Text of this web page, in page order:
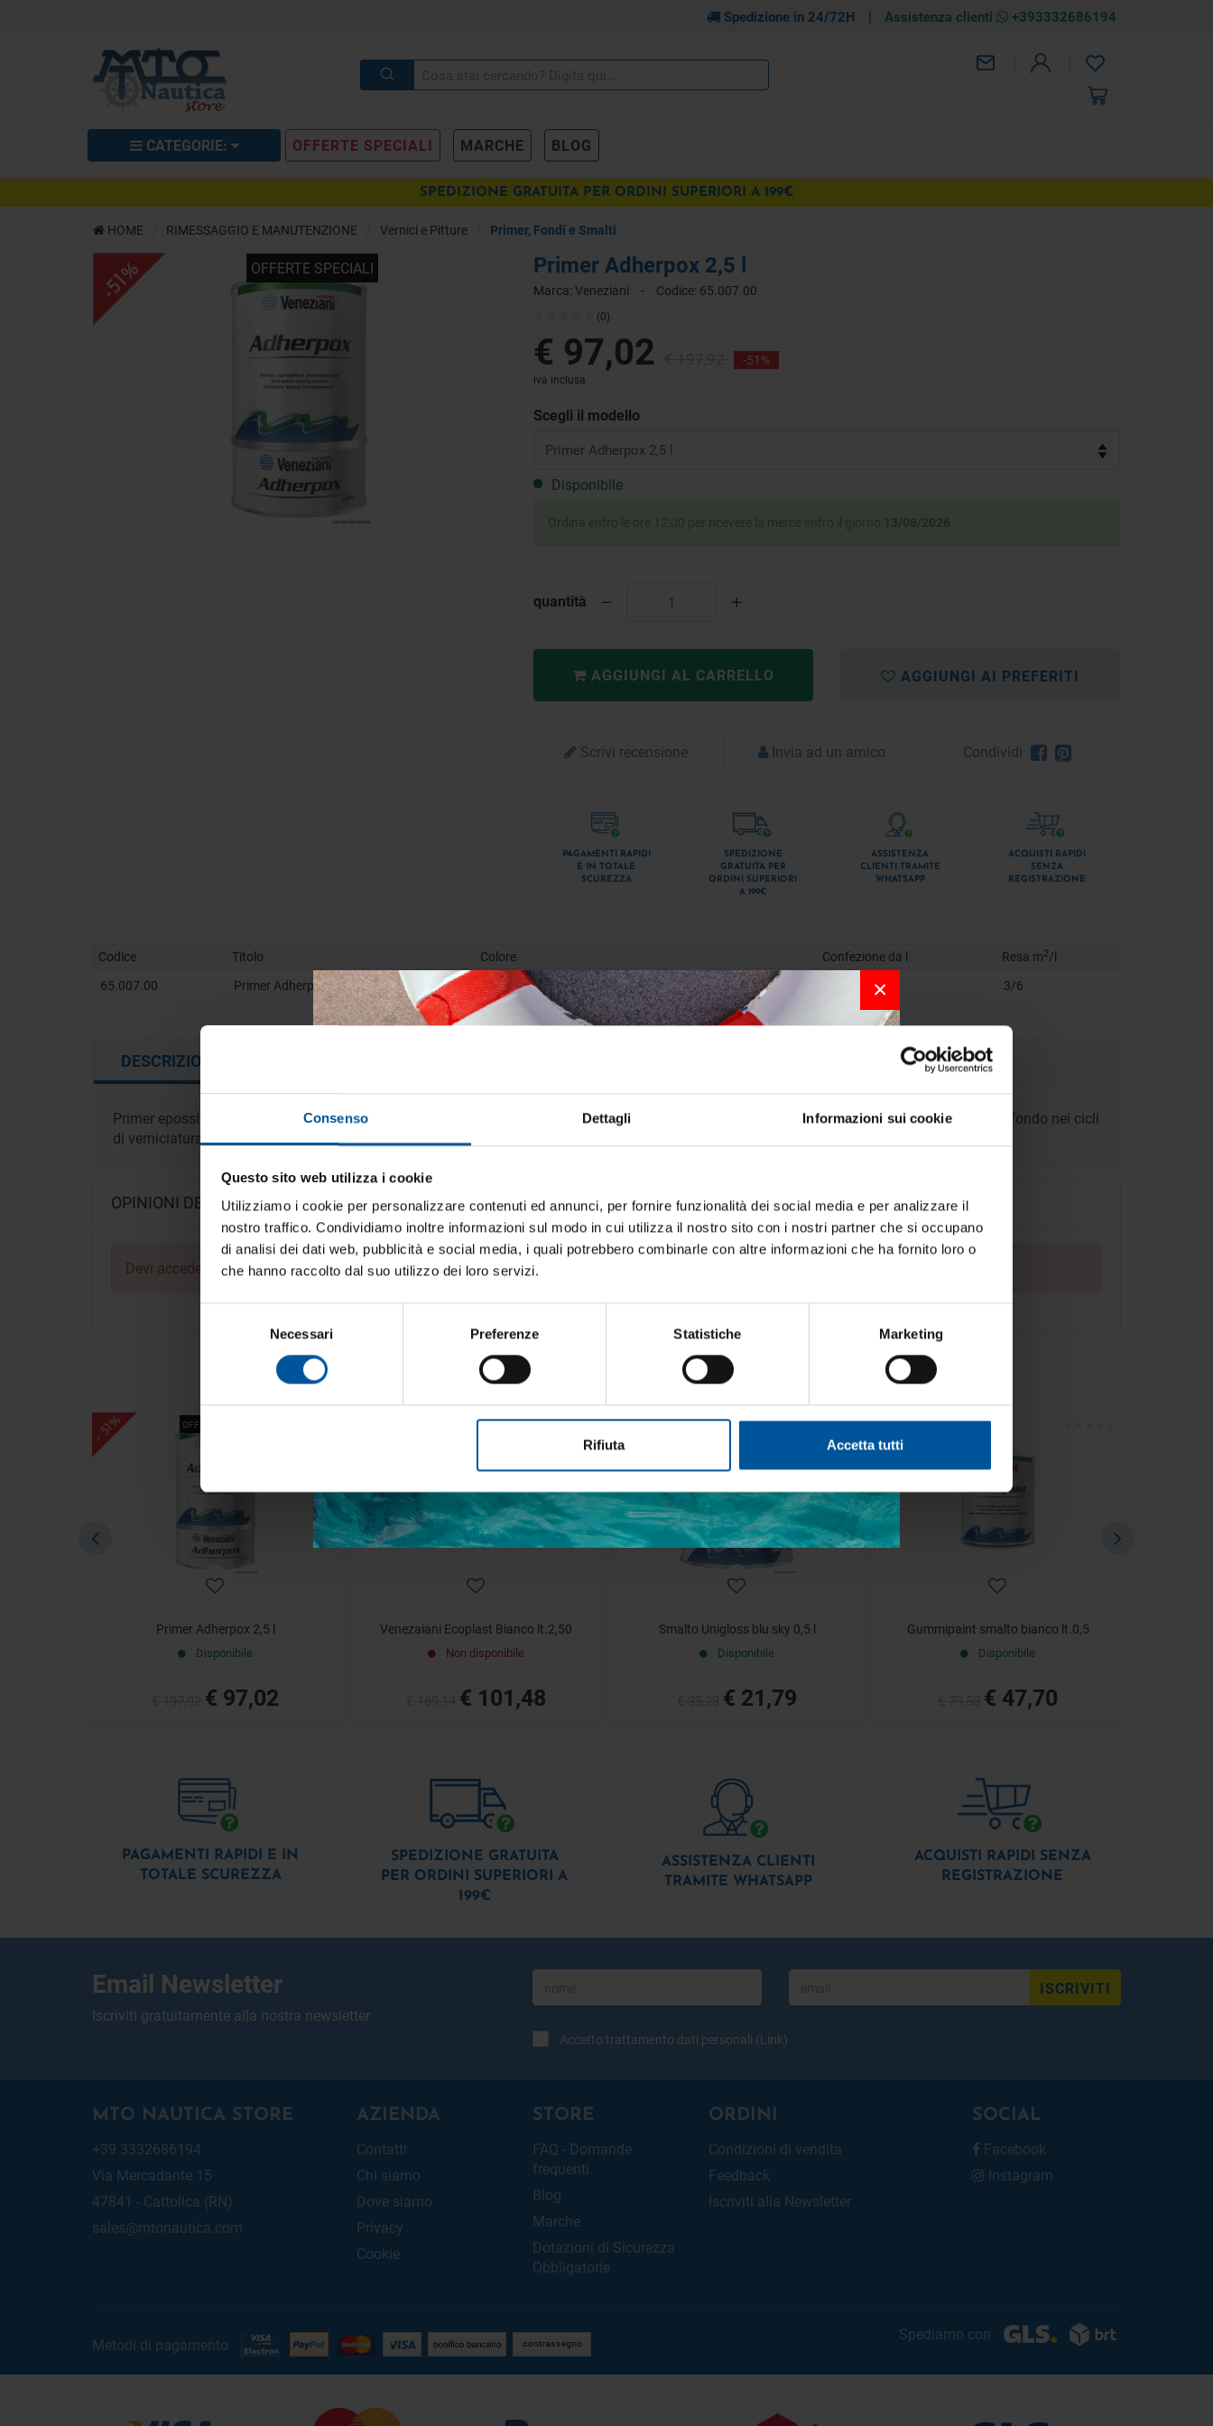
Tieniti aggiornato sulle migliori occasioni per la
tua barca
Iscriviti alla newsletter e ricevi le offerte più vantaggiose e selezionate per chi
vive la nautica ogni giorno. Con MTO trovi tutto ciò che serve davvero a bordo.
Accetto trattamento dati personali
ISCRIVITI
×
Consenso Dettagli Informazioni sui cookie
Questo sito web utilizza i cookie
Utilizziamo i cookie per personalizzare contenuti ed annunci, per fornire funzionalità dei social media e per analizzare il
nostro traffico. Condividiamo inoltre informazioni sul modo in cui utilizza il nostro sito con i nostri partner che si occupano
di analisi dei dati web, pubblicità e social media, i quali potrebbero combinarle con altre informazioni che ha fornito loro o
che hanno raccolto dal suo utilizzo dei loro servizi.
Necessari Preferenze Statistiche Marketing
Rifiuta Accetta tutti
Spedizione in 24/72H | Assistenza clienti +393332686194
CATEGORIE: OFFERTE SPECIALI MARCHE BLOG
SPEDIZIONE GRATUITA PER ORDINI SUPERIORI A 199€
Primer Adherpox 2,5 l
DESCRIZIONE RICHIEDI INFO OPINIONI
HOME RIMESSAGGIO E MANUTENZIONE Vernici e Pitture Primer, Fondi e Smalti
OFFERTE SPECIALI
-51% Primer Adherpox 2,5 l
Marca: Veneziani - Codice: 65.007.00
(0)
€ 97,02 -51%
iva inclusa
Scegli il modello
Disponibile
Ordina entro le ore 12:00 per ricevere la merce entro il giorno 13/08/2026
quantità
AGGIUNGI AL CARRELLO AGGIUNGI AI PREFERITI
Scrivi recensione Invia ad un amico Condividi
PAGAMENTI RAPIDI
E IN TOTALE
SCUREZZA
SPEDIZIONE
GRATUITA PER
ORDINI SUPERIORI
A 199€
ASSISTENZA
CLIENTI TRAMITE
WHATSAPP
ACQUISTI RAPIDI
SENZA
REGISTRAZIONE
Codice Titolo Colore Confezione da l Resa m2/l
65.007.00
Primer Adherpox 2,5 l COLORE_bianco_pieno Bianco 3/6
DESCRIZIONE
Primer epossidico bicomponente a lunga ricopertura utilizzabile su qualsiasi supporto incluso in alluminio. Si può usare come primer o come fondo nei cicli
di verniciatura.
OPINIONI DEI CLIENTI
Devi accedere per poter scrivere la tua opinione.
DELLA STESSA CATEGORIA
OFFERTE SPECIALI
- 51%
Primer Adherpox 2,5 l
Disponibile
€ 97,02
OFFERTE SPECIALI
Venezaiani Ecoplast Bianco lt.2,50
Non disponibile
€ 101,48
- 38%
Smalto Unigloss blu sky 0,5 l
Disponibile
€ 21,79
- 40%
Gummipaint smalto bianco lt.0,5
Disponibile
€ 47,70
PAGAMENTI RAPIDI E IN
TOTALE SCUREZZA
SPEDIZIONE GRATUITA
PER ORDINI SUPERIORI A
199€
ASSISTENZA CLIENTI
TRAMITE WHATSAPP
ACQUISTI RAPIDI SENZA
REGISTRAZIONE
Email Newsletter
Iscriviti gratuitamente alla nostra newsletter
ISCRIVITI
Accetto trattamento dati personali (Link)
MTO NAUTICA STORE
+39 3332686194
Via Mercadante 15
47841 - Cattolica (RN)
sales@mtonautica.com
AZIENDA
Contatti
Chi siamo
Dove siamo
Privacy
Cookie
STORE
FAQ - Domande
frequenti
Blog
Marche
Dotazioni di Sicurezza
Obbligatorie
ORDINI
Condizioni di vendita
Feedback
Iscriviti alla Newsletter
SOCIAL
Facebook
Instagram
Metodi di pagamento
Spediamo con